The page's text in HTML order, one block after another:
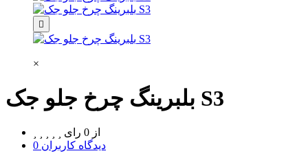
×
بلبرینگ چرخ جلو جک S3
از 0 رای
0 دیدگاه کاربران